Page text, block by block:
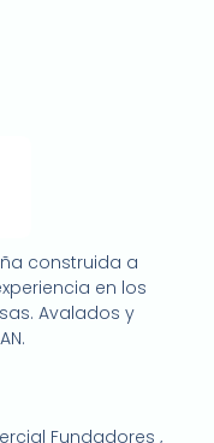
construida a
en los
Avalados y
Fundadores ,